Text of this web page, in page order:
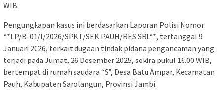
WIB.
Pengungkapan kasus ini berdasarkan Laporan Polisi Nomor:
**LP/B-01/I/2026/SPKT/SEK PAUH/RES SRL**, tertanggal 9
Januari 2026, terkait dugaan tindak pidana pengancaman yang
terjadi pada Jumat, 26 Desember 2025, sekira pukul 16.00 WIB,
bertempat di rumah saudara “S”, Desa Batu Ampar, Kecamatan
Pauh, Kabupaten Sarolangun, Provinsi Jambi.